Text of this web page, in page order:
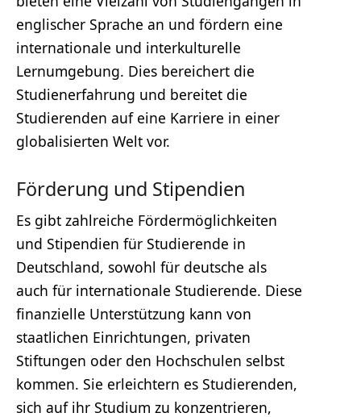
englischer Sprache an und fördern eine
internationale und interkulturelle
Lernumgebung. Dies bereichert die
Studienerfahrung und bereitet die
Studierenden auf eine Karriere in einer
globalisierten Welt vor.
Förderung und Stipendien
Es gibt zahlreiche Fördermöglichkeiten
und Stipendien für Studierende in
Deutschland, sowohl für deutsche als
auch für internationale Studierende. Diese
finanzielle Unterstützung kann von
staatlichen Einrichtungen, privaten
Stiftungen oder den Hochschulen selbst
kommen. Sie erleichtern es Studierenden,
sich auf ihr Studium zu konzentrieren,